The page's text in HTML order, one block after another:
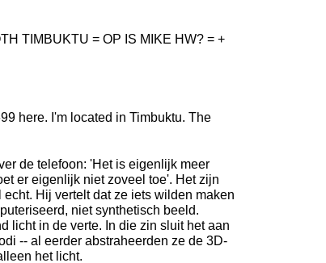
TIMBUKTU = OP IS MIKE HW? = +
here. I'm located in Timbuktu. The
de telefoon: 'Het is eigenlijk meer
er eigenlijk niet zoveel toe'. Het zijn
Hij vertelt dat ze iets wilden maken
niet synthetisch beeld.
licht in de verte. In die zin sluit het aan
-- al eerder abstraheerden ze de 3D-
het licht.